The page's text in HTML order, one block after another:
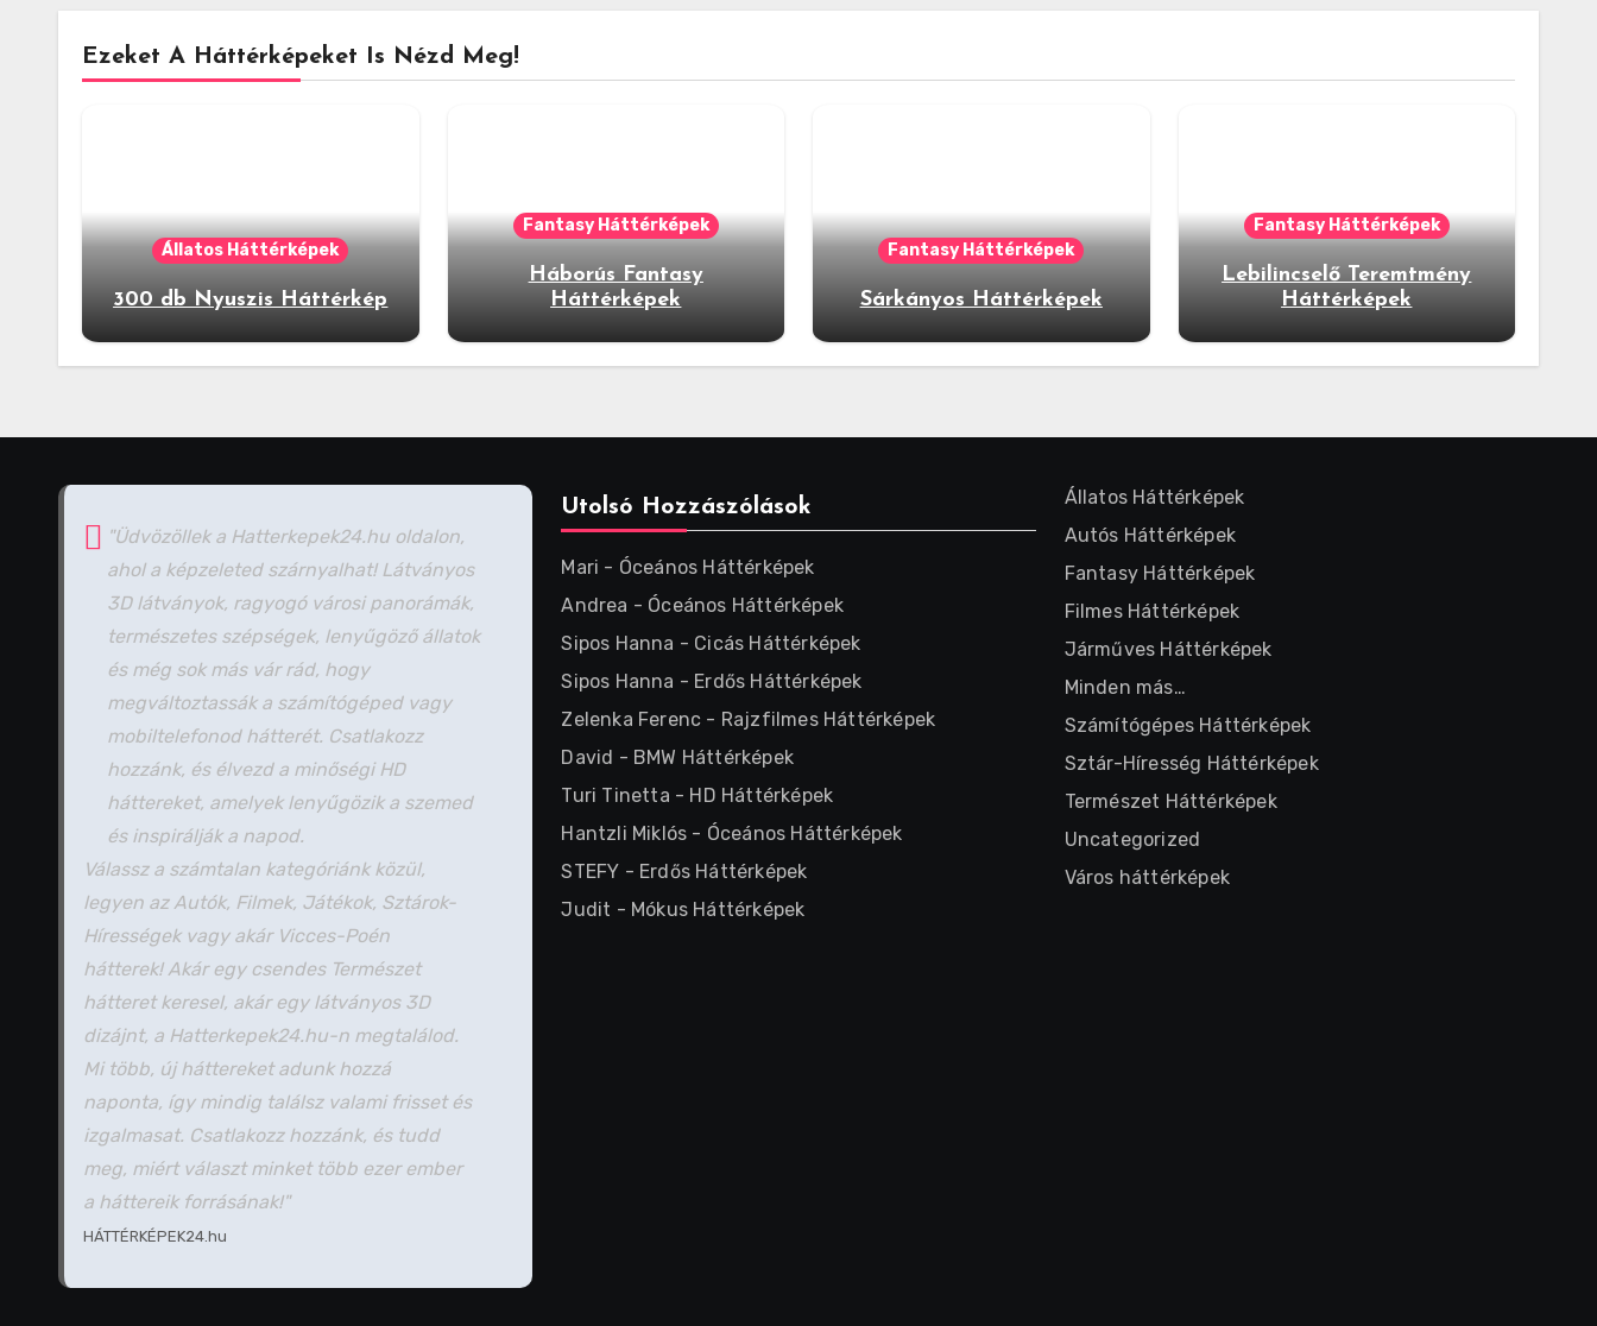
Ezeket A Háttérképeket Is Nézd Meg!
Állatos Háttérképek
300 db Nyuszis Háttérkép
Fantasy Háttérképek
Háborús Fantasy
Háttérképek
Fantasy Háttérképek
Sárkányos Háttérképek
Fantasy Háttérképek
Lebilincselő Teremtmény
Háttérképek
"Üdvözöllek a Hatterkepek24.hu oldalon,
ahol a képzeleted szárnyalhat! Látványos
3D látványok, ragyogó városi panorámák,
természetes szépségek, lenyűgöző állatok
és még sok más vár rád, hogy
megváltoztassák a számítógéped vagy
mobiltelefonod hátterét. Csatlakozz
hozzánk, és élvezd a minőségi HD
háttereket, amelyek lenyűgözik a szemed
és inspirálják a napod.
Válassz a számtalan kategóriánk közül,
legyen az Autók, Filmek, Játékok, Sztárok-
Hírességek vagy akár Vicces-Poén
hátterek! Akár egy csendes Természet
hátteret keresel, akár egy látványos 3D
dizájnt, a Hatterkepek24.hu-n megtalálod.
Mi több, új háttereket adunk hozzá
naponta, így mindig találsz valami frisset és
izgalmasat. Csatlakozz hozzánk, és tudd
meg, miért választ minket több ezer ember
a háttereik forrásának!"
HÁTTÉRKÉPEK24.hu
Utolsó Hozzászólások
Mari - Óceános Háttérképek
Andrea - Óceános Háttérképek
Sipos Hanna - Cicás Háttérképek
Sipos Hanna - Erdős Háttérképek
Zelenka Ferenc - Rajzfilmes Háttérképek
David - BMW Háttérképek
Turi Tinetta - HD Háttérképek
Hantzli Miklós - Óceános Háttérképek
STEFY - Erdős Háttérképek
Judit - Mókus Háttérképek
Állatos Háttérképek
Autós Háttérképek
Fantasy Háttérképek
Filmes Háttérképek
Járműves Háttérképek
Minden más…
Számítógépes Háttérképek
Sztár-Híresség Háttérképek
Természet Háttérképek
Uncategorized
Város háttérképek